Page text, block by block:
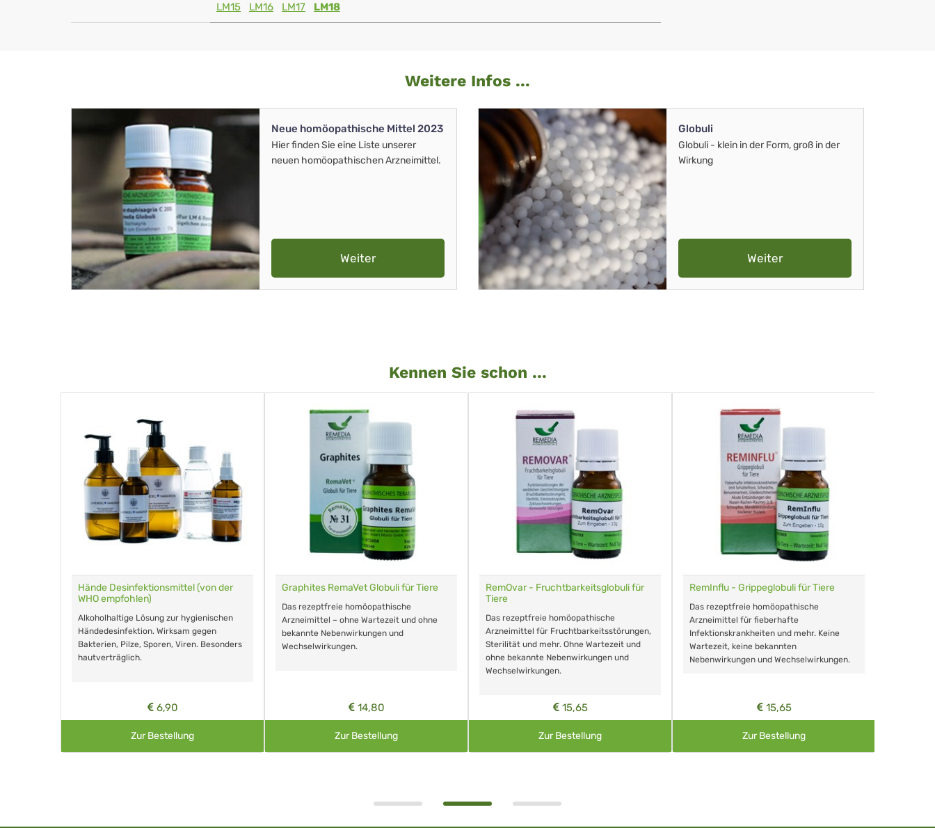
LM15
LM16 LM17 LM18
Weitere Infos ...
Neue homöopathische Mittel 2023
Hier finden Sie eine Liste unserer
neuen homöopathischen Arzneimittel.
Weiter
Globuli
Globuli - klein in der Form, groß in der
Wirkung
Weiter
Kennen Sie schon ...
Hände Desinfektionsmittel (von der
WHO empfohlen)
Alkoholhaltige Lösung zur hygienischen
Händedesinfektion. Wirksam gegen
Bakterien, Pilze, Sporen, Viren. Besonders
hautverträglich.
6,90
Zur Bestellung
Graphites RemaVet Globuli für Tiere
Das rezeptfreie homöopathische
Arzneimittel – ohne Wartezeit und ohne
bekannte Nebenwirkungen und
Wechselwirkungen.
14,80
Zur Bestellung
RemOvar - Fruchtbarkeitsglobuli für
Tiere
Das rezeptfreie homöopathische
Arzneimittel für Fruchtbarkeitsstörungen,
Sterilität und mehr. Ohne Wartezeit und
ohne bekannte Nebenwirkungen und
Wechselwirkungen.
15,65
Zur Bestellung
RemInflu - Grippeglobuli für Tiere
Das rezeptfreie homöopathische
Arzneimittel für fieberhafte
Infektionskrankheiten und mehr. Keine
Wartezeit, keine bekannten
Nebenwirkungen und Wechselwirkungen.
15,65
Zur Bestellung